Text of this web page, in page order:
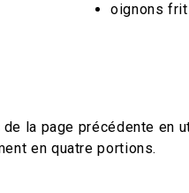
oignons
la page précédente en
en quatre portions.